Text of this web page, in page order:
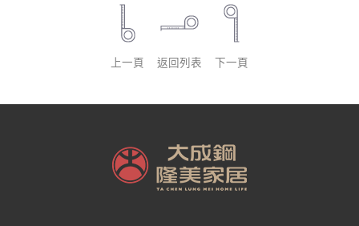
上一頁 返回列表 下一頁